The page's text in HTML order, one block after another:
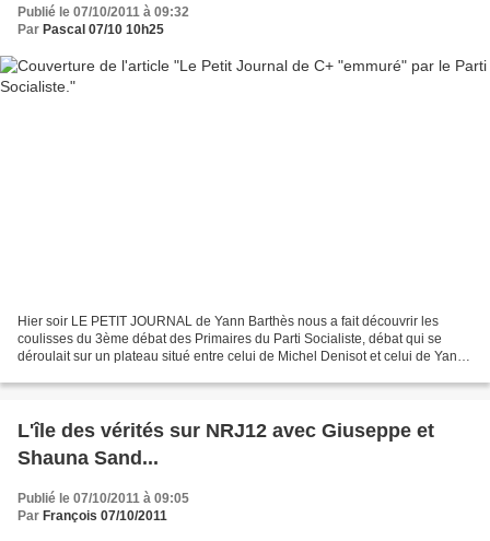
Publié le 07/10/2011 à 09:32
Par Pascal 07/10 10h25
Hier soir LE PETIT JOURNAL de Yann Barthès nous a fait découvrir les
coulisses du 3ème débat des Primaires du Parti Socialiste, débat qui se
déroulait sur un plateau situé entre celui de Michel Denisot et celui de Yann
L'île des vérités sur NRJ12 avec Giuseppe et
Shauna Sand...
Publié le 07/10/2011 à 09:05
Par François 07/10/2011